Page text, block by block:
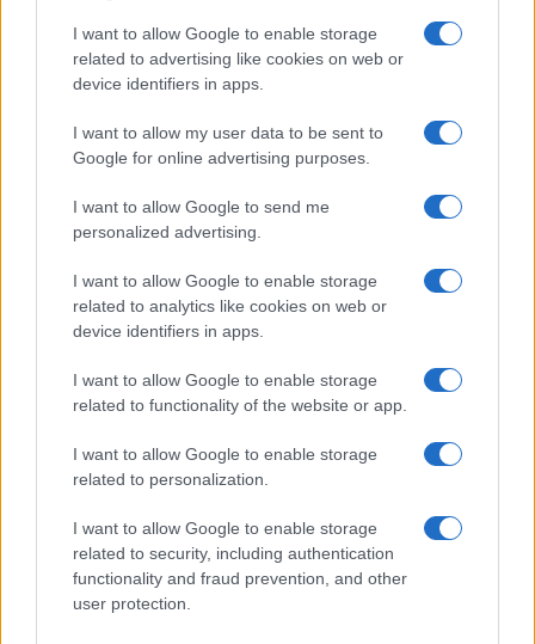
I want to allow Google to enable storage
related to advertising like cookies on web or
device identifiers in apps.
I want to allow my user data to be sent to
Google for online advertising purposes.
I want to allow Google to send me
personalized advertising.
I want to allow Google to enable storage
related to analytics like cookies on web or
device identifiers in apps.
I want to allow Google to enable storage
related to functionality of the website or app.
I want to allow Google to enable storage
related to personalization.
I want to allow Google to enable storage
related to security, including authentication
functionality and fraud prevention, and other
user protection.
obično 'hvala').
Možete reći i Eid Saeed Lakum 'Aydaan, što
otprilike znači Neka je sretan Bajram i tebi/vama.